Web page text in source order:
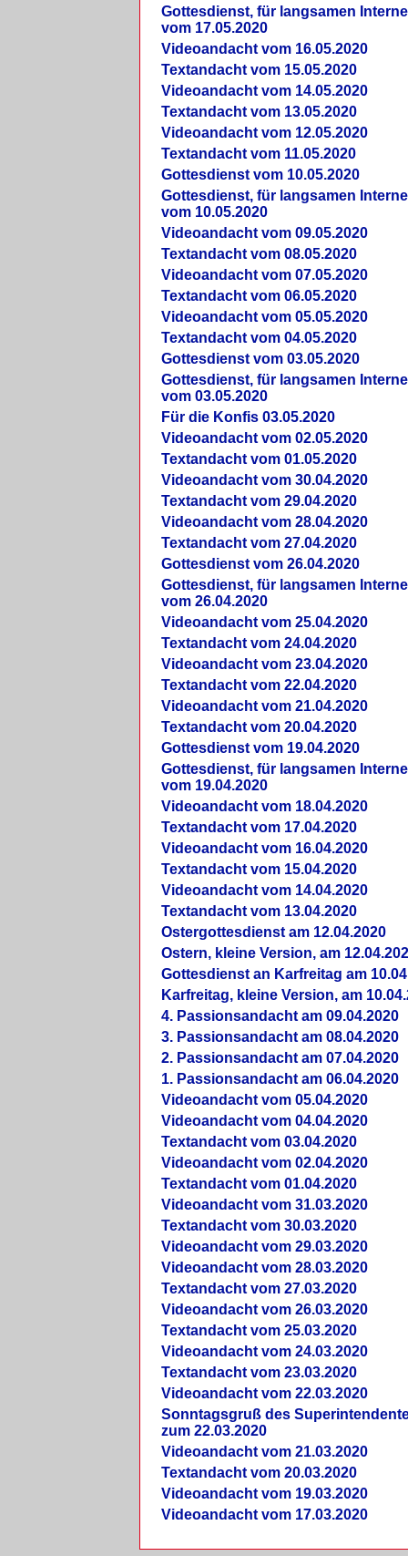
Gottesdienst, für langsamen
vom 17.05.2020
Videoandacht vom 16.05.2020
Textandacht vom 15.05.2020
Videoandacht vom 14.05.2020
Textandacht vom 13.05.2020
Videoandacht vom 12.05.2020
Textandacht vom 11.05.2020
Gottesdienst vom 10.05.2020
Gottesdienst, für langsamen
vom 10.05.2020
Videoandacht vom 09.05.2020
Textandacht vom 08.05.2020
Videoandacht vom 07.05.2020
Textandacht vom 06.05.2020
Videoandacht vom 05.05.2020
Textandacht vom 04.05.2020
Gottesdienst vom 03.05.2020
Gottesdienst, für langsamen
vom 03.05.2020
Für die Konfis 03.05.2020
Videoandacht vom 02.05.2020
Textandacht vom 01.05.2020
Videoandacht vom 30.04.2020
Textandacht vom 29.04.2020
Videoandacht vom 28.04.2020
Textandacht vom 27.04.2020
Gottesdienst vom 26.04.2020
Gottesdienst, für langsamen
vom 26.04.2020
Videoandacht vom 25.04.2020
Textandacht vom 24.04.2020
Videoandacht vom 23.04.2020
Textandacht vom 22.04.2020
Videoandacht vom 21.04.2020
Textandacht vom 20.04.2020
Gottesdienst vom 19.04.2020
Gottesdienst, für langsamen
vom 19.04.2020
Videoandacht vom 18.04.2020
Textandacht vom 17.04.2020
Videoandacht vom 16.04.2020
Textandacht vom 15.04.2020
Videoandacht vom 14.04.2020
Textandacht vom 13.04.2020
Ostergottesdienst am 12.04.2020
Ostern, kleine Version, am
Gottesdienst an Karfreitag am
Karfreitag, kleine Version, am
4. Passionsandacht am 09.04.2020
3. Passionsandacht am 08.04.2020
2. Passionsandacht am 07.04.2020
1. Passionsandacht am 06.04.2020
Videoandacht vom 05.04.2020
Videoandacht vom 04.04.2020
Textandacht vom 03.04.2020
Videoandacht vom 02.04.2020
Textandacht vom 01.04.2020
Videoandacht vom 31.03.2020
Textandacht vom 30.03.2020
Videoandacht vom 29.03.2020
Videoandacht vom 28.03.2020
Textandacht vom 27.03.2020
Videoandacht vom 26.03.2020
Textandacht vom 25.03.2020
Videoandacht vom 24.03.2020
Textandacht vom 23.03.2020
Videoandacht vom 22.03.2020
Sonntagsgruß des
zum 22.03.2020
Videoandacht vom 21.03.2020
Textandacht vom 20.03.2020
Videoandacht vom 19.03.2020
Videoandacht vom 17.03.2020